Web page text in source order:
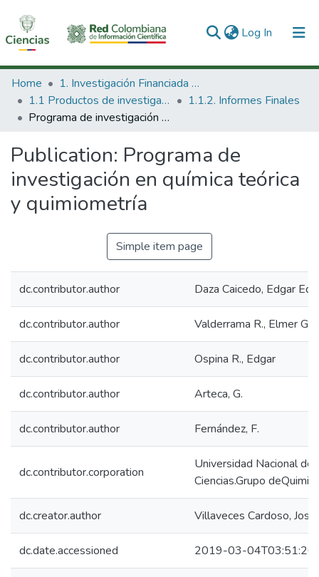
Log In (current)
Communities & Collections
All of DSpace
Home
1. Investigación Financiada con Recursos Públicos
1.1 Productos de investigación
1.1.2. Informes Finales
Programa de investigación en química teórica y quimiometría
Publication: Programa de
investigación en química teórica
y quimiometría
Simple item page
dc.contributor.author Daza Caicedo, Edgar
dc.contributor.author Valderrama R., Elmer G.
dc.contributor.author Ospina R., Edgar
dc.contributor.author Arteca, G.
dc.contributor.author Fernández, F.
dc.contributor.corporation
Universidad Nacional
Ciencias.Grupo
dc.creator.author Villaveces Cardoso,
dc.date.accessioned 2019-03-